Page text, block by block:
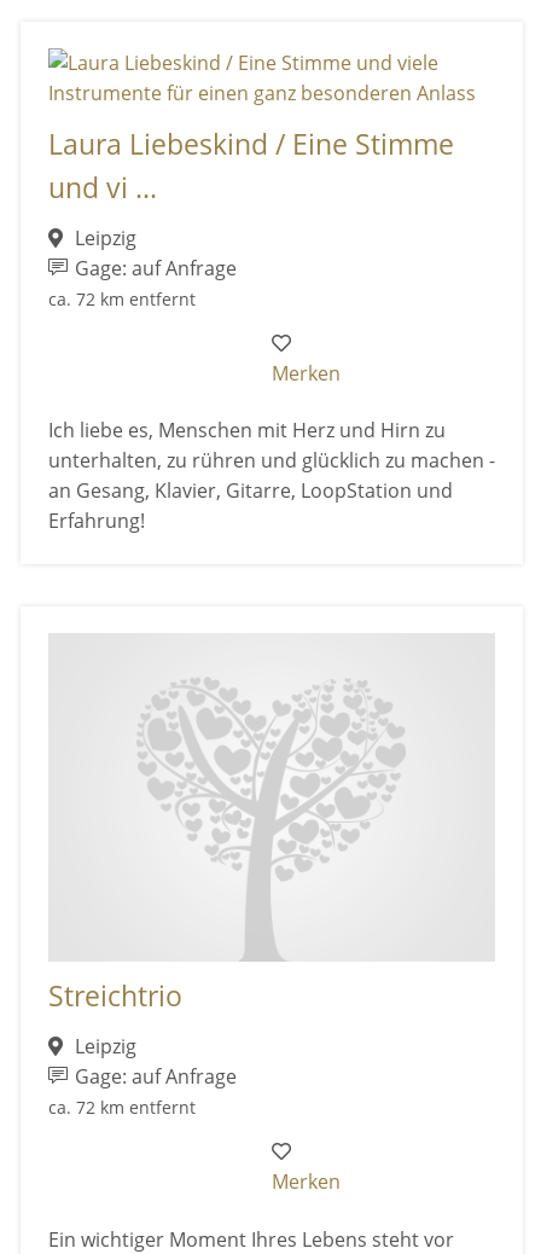
Laura Liebeskind / Eine Stimme
und vi ...
Leipzig
Gage: auf Anfrage
ca. 72 km entfernt
Merken
Ich liebe es, Menschen mit Herz und Hirn zu
unterhalten, zu rühren und glücklich zu machen -
an Gesang, Klavier, Gitarre, LoopStation und
Erfahrung!
Streichtrio
Leipzig
Gage: auf Anfrage
ca. 72 km entfernt
Merken
Ein wichtiger Moment Ihres Lebens steht vor